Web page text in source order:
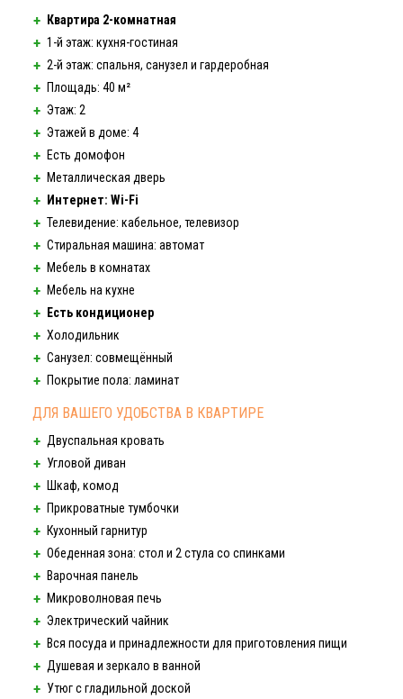
Квартира 2-комнатная
1-й этаж: кухня-гостиная
2-й этаж: спальня, санузел и гардеробная
Площадь: 40 м²
Этаж: 2
Этажей в доме: 4
Есть домофон
Металлическая дверь
Интернет: Wi-Fi
Телевидение: кабельное, телевизор
Стиральная машина: автомат
Мебель в комнатах
Мебель на кухне
Есть кондиционер
Холодильник
Санузел: совмещённый
Покрытие пола: ламинат
ДЛЯ ВАШЕГО УДОБСТВА В КВАРТИРЕ
Двуспальная кровать
Угловой диван
Шкаф, комод
Прикроватные тумбочки
Кухонный гарнитур
Обеденная зона: стол и 2 стула со спинками
Варочная панель
Микроволновая печь
Электрический чайник
Вся посуда и принадлежности для приготовления пищи
Душевая и зеркало в ванной
Утюг с гладильной доской